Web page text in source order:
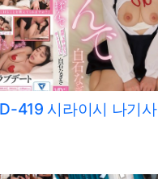
419 시라이시 나기사